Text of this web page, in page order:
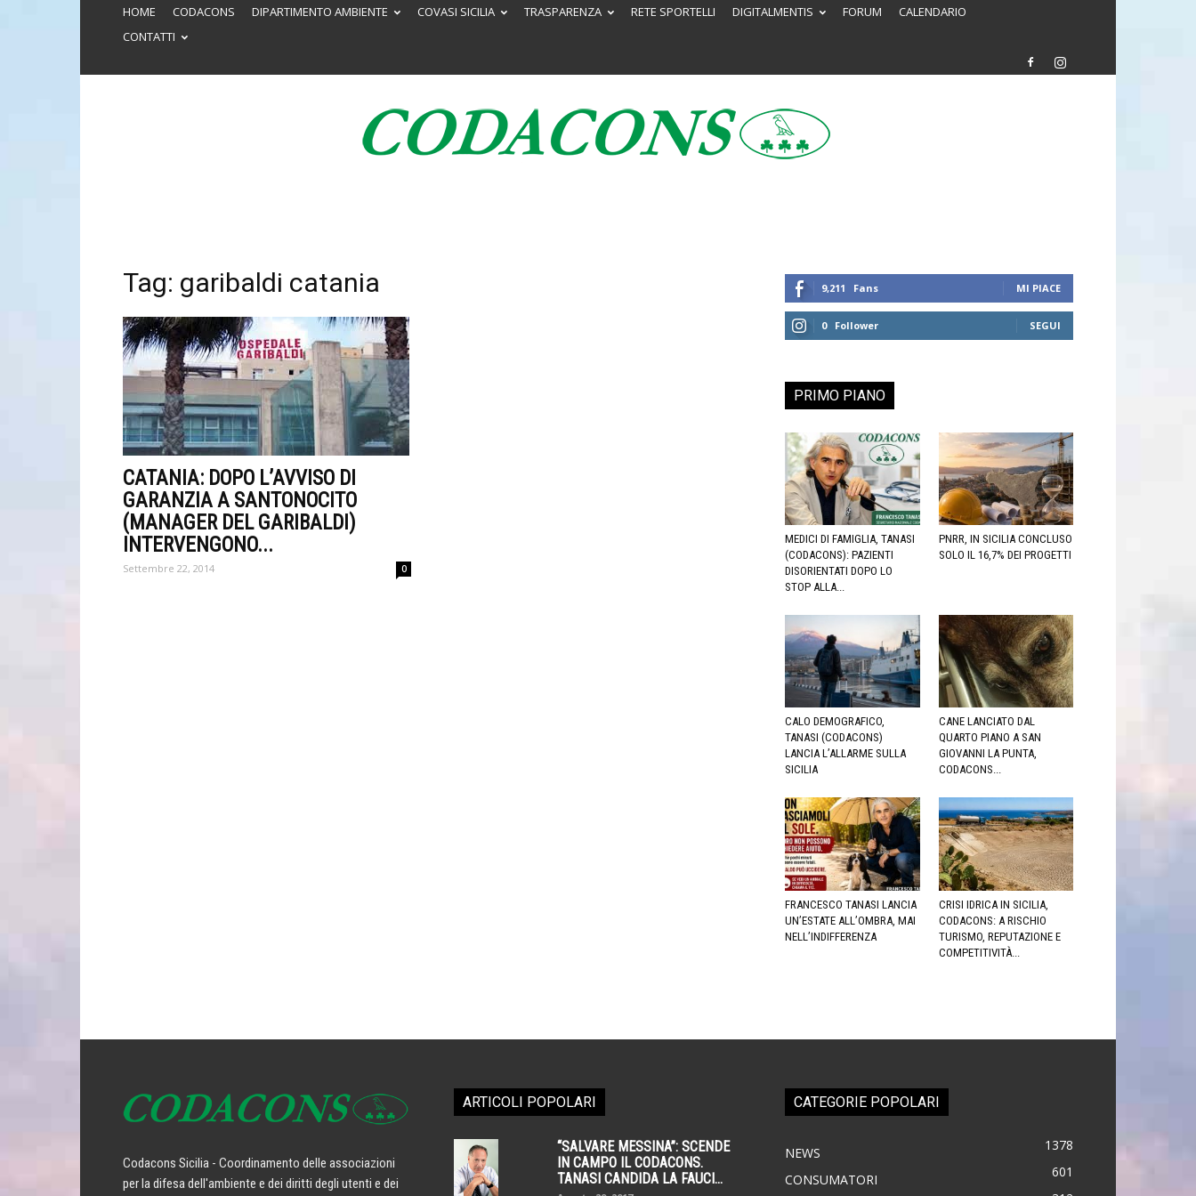
HOME CODACONS DIPARTIMENTO AMBIENTE COVASI SICILIA TRASPARENZA RETE SPORTELLI DIGITALMENTIS FORUM
CALENDARIO
CONTATTI
Tag: garibaldi catania
CATANIA: DOPO L’AVVISO DI
GARANZIA A SANTONOCITO
(MANAGER DEL GARIBALDI)
INTERVENGONO...
Settembre 22, 2014 0
9,211 Fans MI PIACE
0 Follower SEGUI
PRIMO PIANO
MEDICI DI FAMIGLIA, TANASI
(CODACONS): PAZIENTI
DISORIENTATI DOPO LO
STOP ALLA...
PNRR, IN SICILIA CONCLUSO
SOLO IL 16,7% DEI PROGETTI
CALO DEMOGRAFICO,
TANASI (CODACONS)
LANCIA L’ALLARME SULLA
SICILIA
CANE LANCIATO DAL
QUARTO PIANO A SAN
GIOVANNI LA PUNTA,
CODACONS...
FRANCESCO TANASI LANCIA
UN’ESTATE ALL’OMBRA, MAI
NELL’INDIFFERENZA
CRISI IDRICA IN SICILIA,
CODACONS: A RISCHIO
TURISMO, REPUTAZIONE E
COMPETITIVITÀ...
Codacons Sicilia - Coordinamento delle associazioni
per la difesa dell'ambiente e dei diritti degli utenti e dei
ARTICOLI POPOLARI
“SALVARE MESSINA”: SCENDE
IN CAMPO IL CODACONS.
TANASI CANDIDA LA FAUCI...
CATEGORIE POPOLARI
NEWS 1378
CONSUMATORI
601